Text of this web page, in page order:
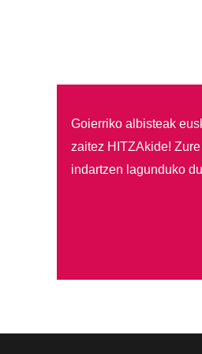
Goierriko albisteak
zaitez HITZAkide!
indartzen lagunduko